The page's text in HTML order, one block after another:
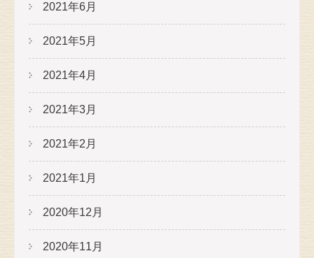
2021年6月
2021年5月
2021年4月
2021年3月
2021年2月
2021年1月
2020年12月
2020年11月